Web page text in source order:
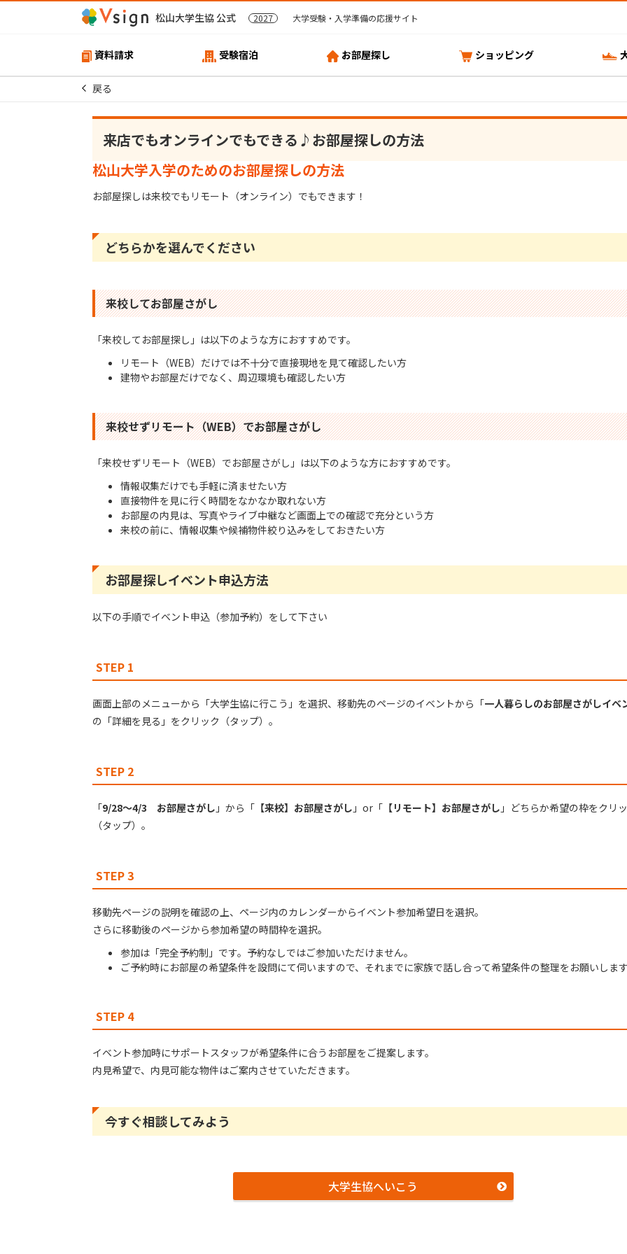
松山大学生協 公式 2027 大学受験・入学準備の応援サイト
資料請求 受験宿泊 お部屋探し ショッピング
戻る
来店でもオンラインでもできる♪お部屋探しの方法
松山大学入学のためのお部屋探しの方法
お部屋探しは来校でもリモート（オンライン）でもできます！
どちらかを選んでください
来校してお部屋さがし
「来校してお部屋探し」は以下のような方におすすめです。
リモート（WEB）だけでは不十分で直接現地を見て確認したい方
建物やお部屋だけでなく、周辺環境も確認したい方
来校せずリモート（WEB）でお部屋さがし
「来校せずリモート（WEB）でお部屋さがし」は以下のような方におすすめです。
情報収集だけでも手軽に済ませたい方
直接物件を見に行く時間をなかなか取れない方
お部屋の内見は、写真やライブ中継など画面上での確認で充分という方
来校の前に、情報収集や候補物件絞り込みをしておきたい方
お部屋探しイベント申込方法
以下の手順でイベント申込（参加予約）をして下さい
STEP 1
画面上部のメニューから「大学生協に行こう」を選択、移動先のページのイベントから「一人暮らしのお部屋さがしイベ
の「詳細を見る」をクリック（タップ）。
STEP 2
「9/28～4/3 お部屋さがし 」から「 【来校】お部屋さがし 」or「 【リモート】お部屋さがし 」どちらか希望の枠をクリ
（タップ）。
STEP 3
移動先ページの説明を確認の上、ページ内のカレンダーからイベント参加希望日を選択。
さらに移動後のページから参加希望の時間枠を選択。
参加は「完全予約制」です。予約なしではご参加いただけません。
ご予約時にお部屋の希望条件を設問にて伺いますので、それまでに家族で話し合って希望条件の整理をお願いします
STEP 4
イベント参加時にサポートスタッフが希望条件に合うお部屋をご提案します。
内見希望で、内見可能な物件はご案内させていただきます。
今すぐ相談してみよう
大学生協へいこう